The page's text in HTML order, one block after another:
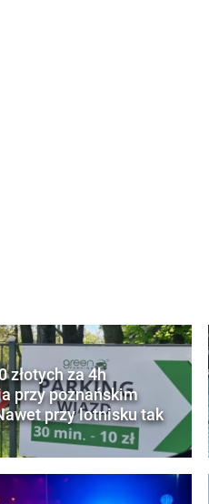
złotych za 4h
przy poznańskim
przy lotnisku tak